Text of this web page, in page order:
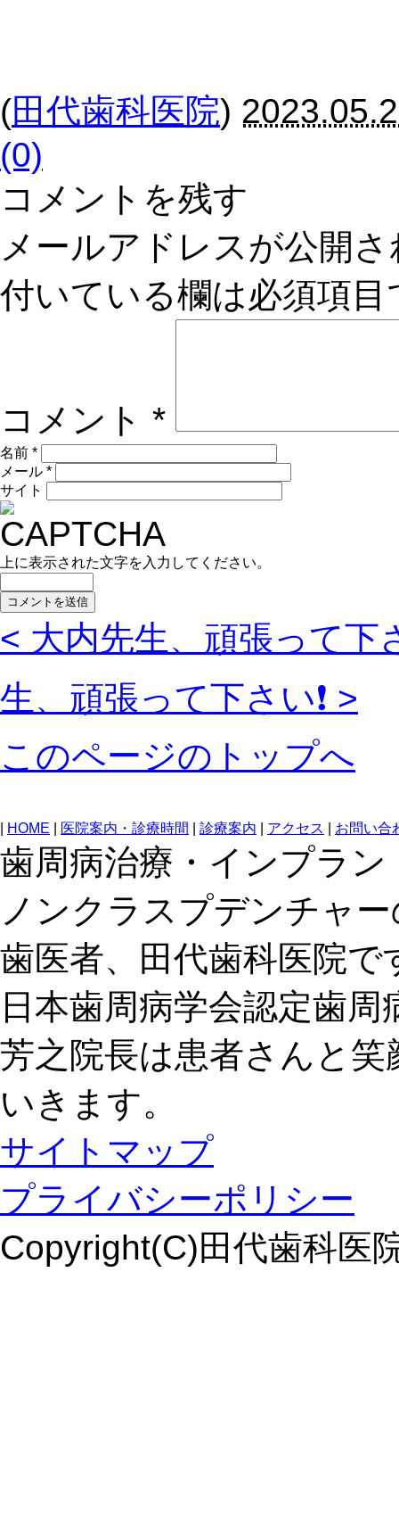
(田代歯科医院)
(0)
コメントを残す
メールアドレスが公開
付いている欄は必須項目
コメント *
名前 *
メール *
サイト
上に表示された文字を入力してください。
< 大内先生、頑張って下
生、頑張って下さい❗️ >
このページのトップへ
HOME 医院案内・診療時間 診療案内 アクセス お問い合
歯周病治療・インプラ
ノンクラスプデンチャ
歯医者、田代歯科医院で
日本歯周病学会認定歯
芳之院長は患者さんと
いきます。
サイトマップ
プライバシーポリシー
Copyright(C)田代歯科医